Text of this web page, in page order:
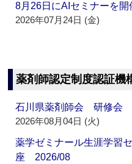
8月26日にAIセミナーを
2026年07月24日 (金)
薬剤師認定制度認証機
石川県薬剤師会 研修会
2026年08月04日 (火)
薬学ゼミナール生涯学習
座 2026/08